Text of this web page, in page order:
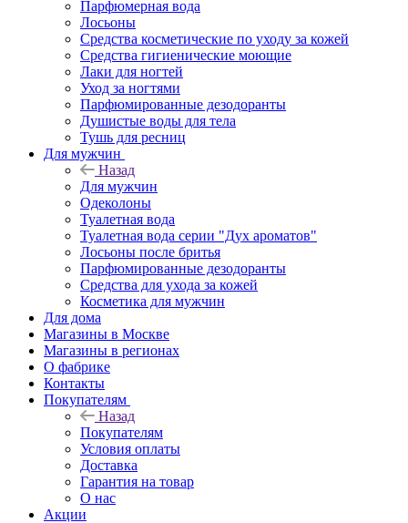
Парфюмерная вода
Лосьоны
Средства косметические по уходу за кожей
Средства гигиенические моющие
Лаки для ногтей
Уход за ногтями
Парфюмированные дезодоранты
Душистые воды для тела
Тушь для ресниц
Для мужчин
Назад
Для мужчин
Одеколоны
Туалетная вода
Туалетная вода серии "Дух ароматов"
Лосьоны после бритья
Парфюмированные дезодоранты
Средства для ухода за кожей
Косметика для мужчин
Для дома
Магазины в Москве
Магазины в регионах
О фабрике
Контакты
Покупателям
Назад
Покупателям
Условия оплаты
Доставка
Гарантия на товар
О нас
Акции